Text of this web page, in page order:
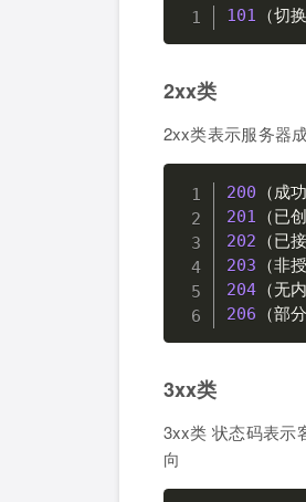
101 （切
2xx类
2xx类表示服务器
200
201
202
203
204
206 （部
3xx类
3xx类 状态码表示
向